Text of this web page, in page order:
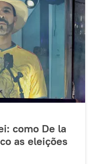
como De la
as eleições